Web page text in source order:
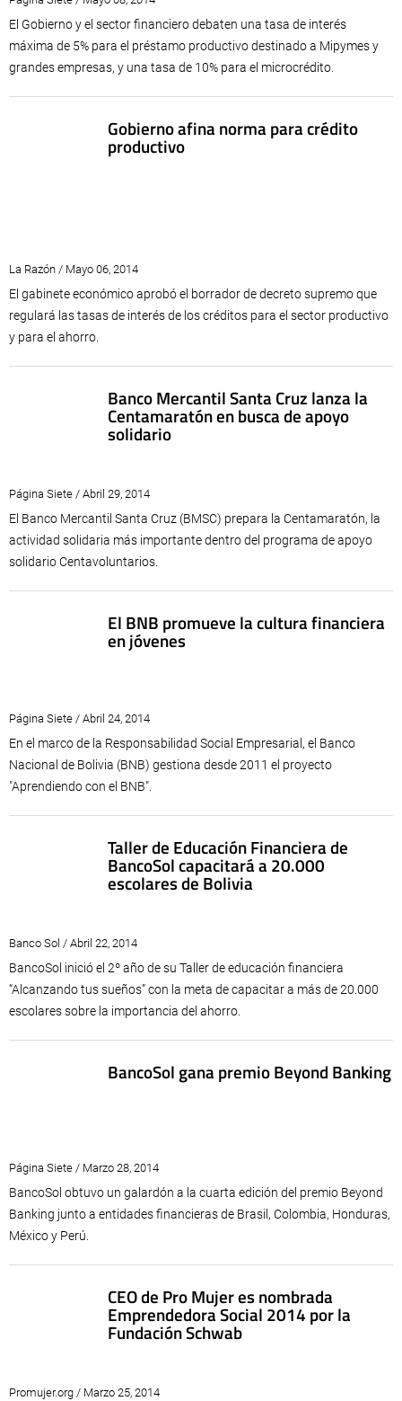
El Gobierno y el sector financiero debaten una tasa de interés
máxima de 5% para el préstamo productivo destinado a Mipymes y
grandes empresas, y una tasa de 10% para el microcrédito.
Gobierno afina norma para crédito
productivo
La Razón / Mayo 06, 2014
El gabinete económico aprobó el borrador de decreto supremo que
regulará las tasas de interés de los créditos para el sector productivo
y para el ahorro.
Banco Mercantil Santa Cruz lanza la
Centamaratón en busca de apoyo
solidario
Página Siete / Abril 29, 2014
El Banco Mercantil Santa Cruz (BMSC) prepara la Centamaratón, la
actividad solidaria más importante dentro del programa de apoyo
solidario Centavoluntarios.
El BNB promueve la cultura financiera
en jóvenes
Página Siete / Abril 24, 2014
En el marco de la Responsabilidad Social Empresarial, el Banco
Nacional de Bolivia (BNB) gestiona desde 2011 el proyecto
"Aprendiendo con el BNB".
Taller de Educación Financiera de
BancoSol capacitará a 20.000
escolares de Bolivia
Banco Sol / Abril 22, 2014
BancoSol inició el 2º año de su Taller de educación financiera
“Alcanzando tus sueños” con la meta de capacitar a más de 20.000
escolares sobre la importancia del ahorro.
BancoSol gana premio Beyond Banking
Página Siete / Marzo 28, 2014
BancoSol obtuvo un galardón a la cuarta edición del premio Beyond
Banking junto a entidades financieras de Brasil, Colombia, Honduras,
México y Perú.
CEO de Pro Mujer es nombrada
Emprendedora Social 2014 por la
Fundación Schwab
Promujer.org / Marzo 25, 2014